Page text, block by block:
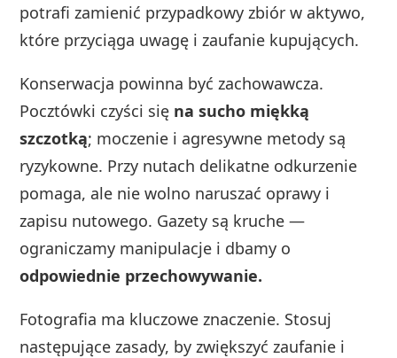
potrafi zamienić przypadkowy zbiór w aktywo,
które przyciąga uwagę i zaufanie kupujących.
Konserwacja powinna być zachowawcza.
Pocztówki czyści się na sucho miękką
szczotką; moczenie i agresywne metody są
ryzykowne. Przy nutach delikatne odkurzenie
pomaga, ale nie wolno naruszać oprawy i
zapisu nutowego. Gazety są kruche —
ograniczamy manipulacje i dbamy o
odpowiednie przechowywanie.
Fotografia ma kluczowe znaczenie. Stosuj
następujące zasady, by zwiększyć zaufanie i